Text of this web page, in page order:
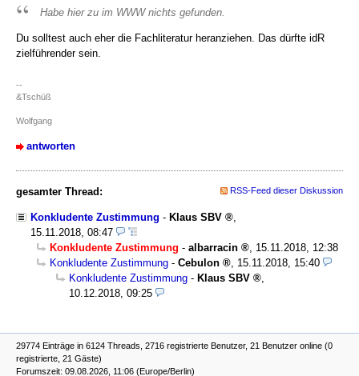
Habe hier zu im WWW nichts gefunden.
Du solltest auch eher die Fachliteratur heranziehen. Das dürfte idR
zielführender sein.
--
&Tschüß
Wolfgang
antworten
gesamter Thread: RSS-Feed dieser Diskussion
Konkludente Zustimmung - Klaus SBV
,
15.11.2018, 08:47
Konkludente Zustimmung - albarracin , 15.11.2018, 12:38
Konkludente Zustimmung - Cebulon , 15.11.2018, 15:40
Konkludente Zustimmung - Klaus SBV
,
10.12.2018, 09:25
29774 Einträge in 6124 Threads, 2716 registrierte Benutzer, 21 Benutzer online (0
registrierte, 21 Gäste)
Forumszeit: 09.08.2026, 11:06 (Europe/Berlin)